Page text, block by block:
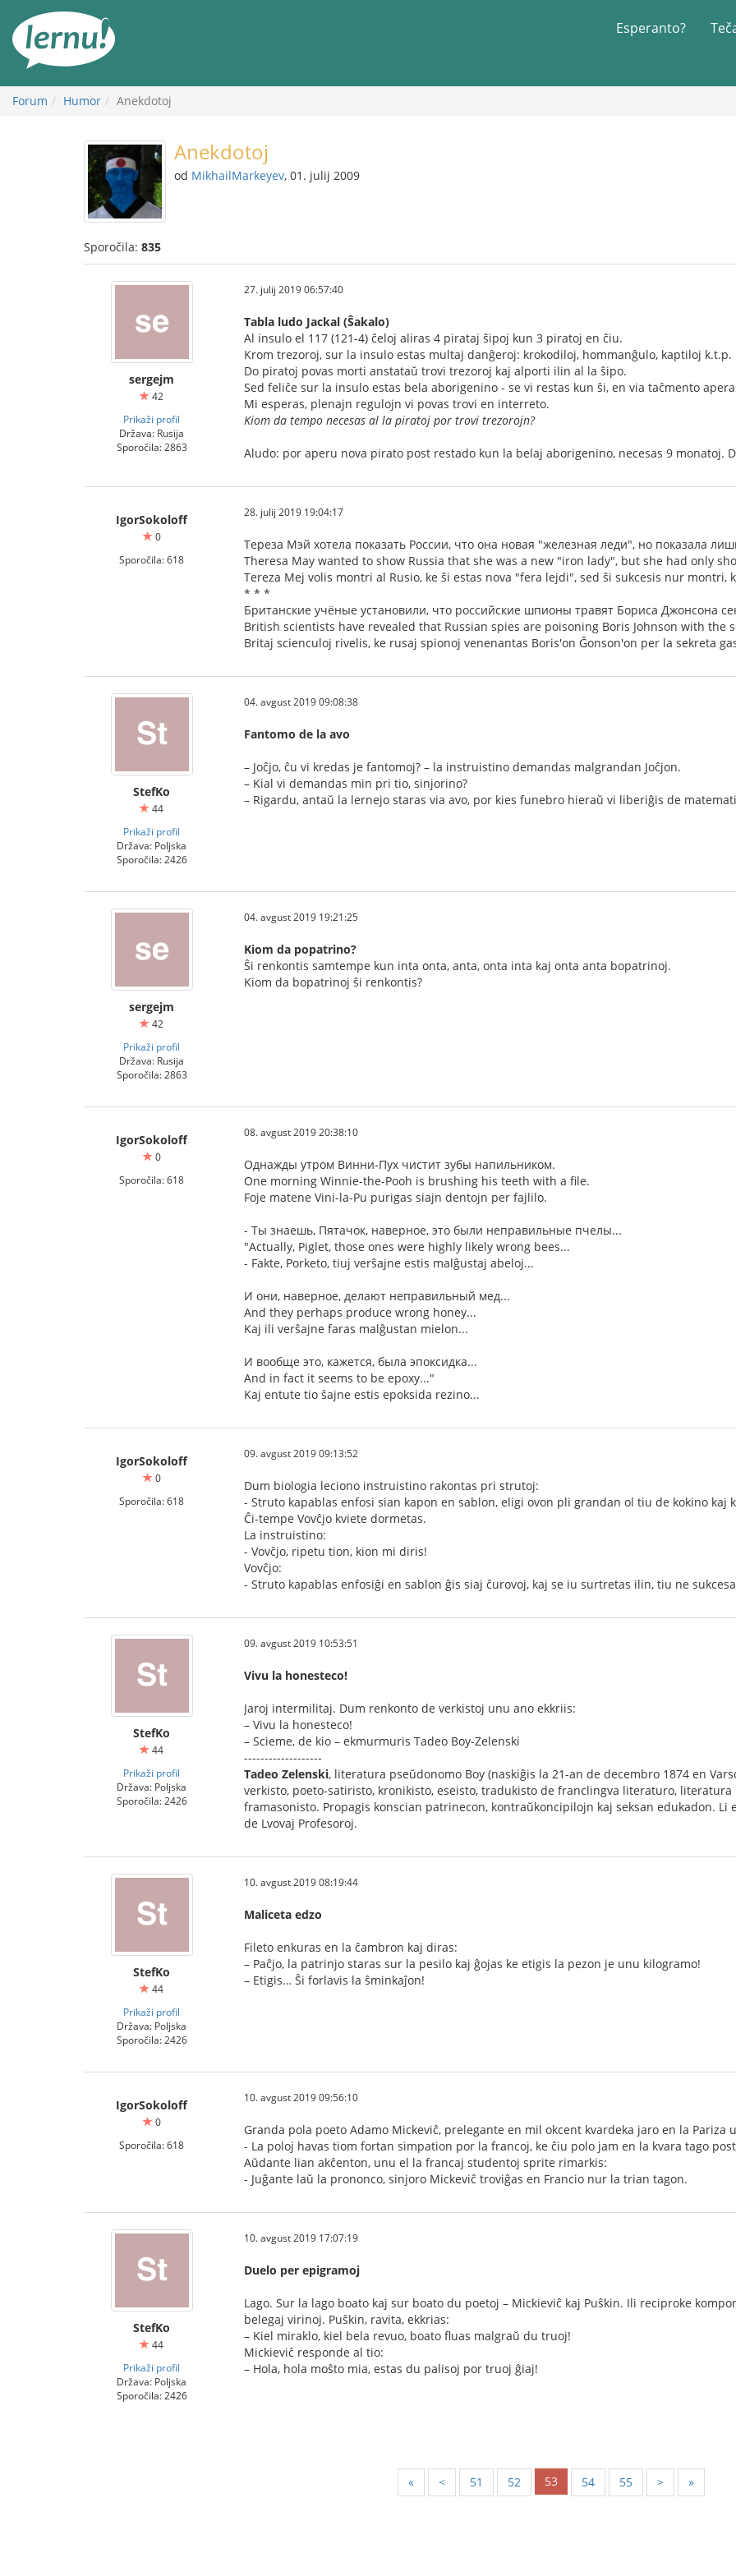
vsebini
Esperanto?
Forum Humor Anekdotoj
Anekdotoj
od MikhailMarkeyev, 01. julij 2009
Sporočila: 835
sergejm
42
Prikaži profil
Država: Rusija
Sporočila: 2863
27. julij 2019 06:57:40
Tabla ludo Jackal (Ŝakalo)
Al insulo el 117 (121-4) ĉeloj aliras 4 pirataj ŝipoj kun 3 piratoj en ĉiu.
Krom trezoroj, sur la insulo estas multaj danĝeroj: krokodiloj, hommanĝulo, kaptiloj k.t.p.
Do piratoj povas morti anstataŭ trovi trezoroj kaj alporti ilin al la ŝipo.
Sed feliĉe sur la insulo estas bela aborigenino - se vi restas kun ŝi, en via taĉmento
Mi esperas, plenajn regulojn vi povas trovi en interreto.
Kiom da tempo necesas al la piratoj por trovi trezorojn?
Aludo: por aperu nova pirato post restado kun la belaj aborigenino, necesas 9 monatoj.
IgorSokoloff
0
Sporočila: 618
28. julij 2019 19:04:17
Тереза Мэй хотела показать России, что она новая "железная леди", но показала
Theresa May wanted to show Russia that she was a new "iron lady", but she had only
Tereza Mej volis montri al Rusio, ke ŝi estas nova "fera lejdi", sed ŝi sukcesis nur montri,
* * *
Британские учёные установили, что российские шпионы травят Бориса Джонсона
British scientists have revealed that Russian spies are poisoning Boris Johnson with the
Britaj scienculoj rivelis, ke rusaj spionoj venenantas Boris'on Ĝonson'on per la sekreta
StefKo
44
Prikaži profil
Država: Poljska
Sporočila: 2426
04. avgust 2019 09:08:38
Fantomo de la avo
– Joĉjo, ĉu vi kredas je fantomoj? – la instruistino demandas malgrandan Joĉjon.
– Kial vi demandas min pri tio, sinjorino?
– Rigardu, antaŭ la lernejo staras via avo, por kies funebro hieraŭ vi liberiĝis de
sergejm
42
Prikaži profil
Država: Rusija
Sporočila: 2863
04. avgust 2019 19:21:25
Kiom da popatrino?
Ŝi renkontis samtempe kun inta onta, anta, onta inta kaj onta anta bopatrinoj.
Kiom da bopatrinoj ŝi renkontis?
IgorSokoloff
0
Sporočila: 618
08. avgust 2019 20:38:10
Однажды утром Винни-Пух чистит зубы напильником.
One morning Winnie-the-Pooh is brushing his teeth with a file.
Foje matene Vini-la-Pu purigas siajn dentojn per fajlilo.
- Ты знаешь, Пятачок, наверное, это были неправильные пчелы...
"Actually, Piglet, those ones were highly likely wrong bees...
- Fakte, Porketo, tiuj verŝajne estis malĝustaj abeloj...
И они, наверное, делают неправильный мед...
And they perhaps produce wrong honey...
Kaj ili verŝajne faras malĝustan mielon...
И вообще это, кажется, была эпоксидка...
And in fact it seems to be epoxy..."
Kaj entute tio ŝajne estis epoksida rezino...
IgorSokoloff
0
Sporočila: 618
09. avgust 2019 09:13:52
Dum biologia leciono instruistino rakontas pri strutoj:
- Struto kapablas enfosi sian kapon en sablon, eligi ovon pli grandan ol tiu de kokino
Ĉi-tempe Vovĉjo kviete dormetas.
La instruistino:
- Vovĉjo, ripetu tion, kion mi diris!
Vovĉjo:
- Struto kapablas enfosiĝi en sablon ĝis siaj ĉurovoj, kaj se iu surtretas ilin, tiu ne
StefKo
44
Prikaži profil
Država: Poljska
Sporočila: 2426
09. avgust 2019 10:53:51
Vivu la honesteco!
Jaroj intermilitaj. Dum renkonto de verkistoj unu ano ekkriis:
– Vivu la honesteco!
– Scieme, de kio – ekmurmuris Tadeo Boy-Zelenski
-------------------
Tadeo Zelenski, literatura pseŭdonomo Boy (naskiĝis la 21-an de decembro 1874 en
verkisto, poeto-satiristo, kronikisto, eseisto, tradukisto de franclingva literaturo,
framasonisto. Propagis konscian patrinecon, kontraŭkoncipilojn kaj seksan edukadon.
de Lvovaj Profesoroj.
StefKo
44
Prikaži profil
Država: Poljska
Sporočila: 2426
10. avgust 2019 08:19:44
Maliceta edzo
Fileto enkuras en la ĉambron kaj diras:
– Paĉjo, la patrinjo staras sur la pesilo kaj ĝojas ke etigis la pezon je unu kilogramo!
– Etigis… Ŝi forlavis la ŝminkaĵon!
IgorSokoloff
0
Sporočila: 618
10. avgust 2019 09:56:10
Granda pola poeto Adamo Mickeviĉ, prelegante en mil okcent kvardeka jaro en la Pariza
- La poloj havas tiom fortan simpation por la francoj, ke ĉiu polo jam en la kvara tago
Aŭdante lian akĉenton, unu el la francaj studentoj sprite rimarkis:
- Juĝante laŭ la prononco, sinjoro Mickeviĉ troviĝas en Francio nur la trian tagon.
StefKo
44
Prikaži profil
Država: Poljska
Sporočila: 2426
10. avgust 2019 17:07:19
Duelo per epigramoj
Lago. Sur la lago boato kaj sur boato du poetoj – Mickieviĉ kaj Puŝkin. Ili reciproke
belegaj virinoj. Puŝkin, ravita, ekkrias:
– Kiel miraklo, kiel bela revuo, boato fluas malgraŭ du truoj!
Mickieviĉ responde al tio:
– Hola, hola moŝto mia, estas du palisoj por truoj ĝiaj!
« < 51 52 53 54 55 > »